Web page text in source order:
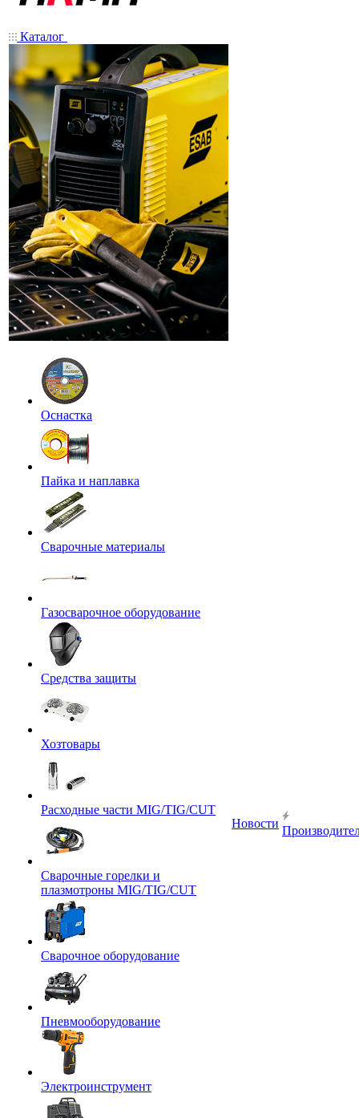
Каталог
Оснастка
Пайка и наплавка
Сварочные материалы
Газосварочное оборудование
Средства защиты
Хозтовары
Расходные части MIG/TIG/CUT
Сварочные горелки и
плазмотроны MIG/TIG/CUT
Сварочное оборудование
Пневмооборудование
Электроинструмент
Новости